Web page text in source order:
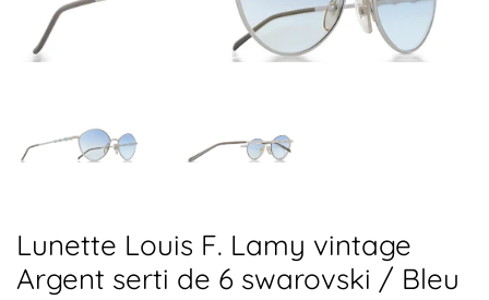
Lunette Louis F. Lamy vintage
Argent serti de 6 swarovski / Bleu